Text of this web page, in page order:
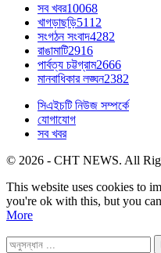
সব খবর10068
খাগড়াছড়ি5112
সংগঠন সংবাদ4282
রাঙামাটি2916
পার্বত্য চট্টগ্রাম2666
মানবাধিকার লঙ্ঘন2382
সিএইচটি নিউজ সম্পর্কে
যোগাযোগ
সব খবর
© 2026 - CHT NEWS. All
This website uses cookies to
you're ok with this, but you
More